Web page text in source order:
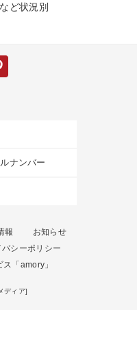
ど状況別
ナンバー
報
お知らせ
バシーポリシー
「amory」
ディア]